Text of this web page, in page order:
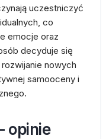
uczestniczyć
co
emocje oraz
decyduje się
nowych
samooceny i
opinie